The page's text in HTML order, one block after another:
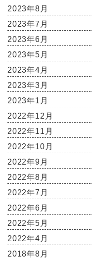
2023年8月
2023年7月
2023年6月
2023年5月
2023年4月
2023年3月
2023年1月
2022年12月
2022年11月
2022年10月
2022年9月
2022年8月
2022年7月
2022年6月
2022年5月
2022年4月
2018年8月